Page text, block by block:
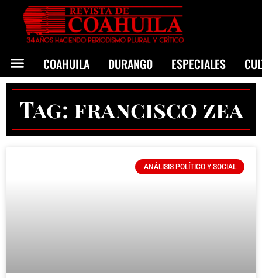
COAHUILA DURANGO ESPECIALES
Tag: francisco zea
ANÁLISIS POLÍTICO Y SOCIAL